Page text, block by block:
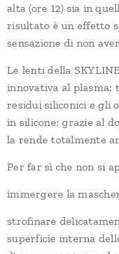
alta (ore 12) sia in
risultato è un effetto
sensazione di non
Le lenti della
innovativa al
residui siliconici e gli
in silicone; grazie al
la rende totalmente
Per far sì che non si
immergere la
strofinare
superficie interna